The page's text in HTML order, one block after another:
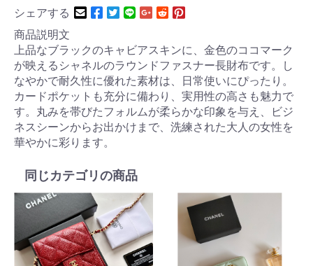
シェアする
商品説明文
上品なブラックのキャビアスキンに、金色のココマーク
が映えるシャネルのラウンドファスナー長財布です。し
なやかで耐久性に優れた素材は、日常使いにぴったり。
カードポケットも充分に備わり、実用性の高さも魅力で
す。丸みを帯びたフォルムが柔らかな印象を与え、ビジ
ネスシーンからお出かけまで、洗練された大人の女性を
華やかに彩ります。
同じカテゴリの商品